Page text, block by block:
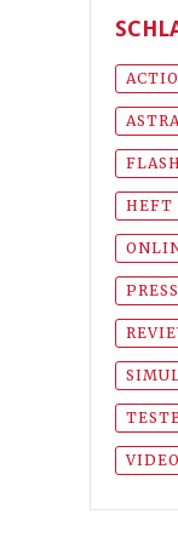
HEFT
VIDEO